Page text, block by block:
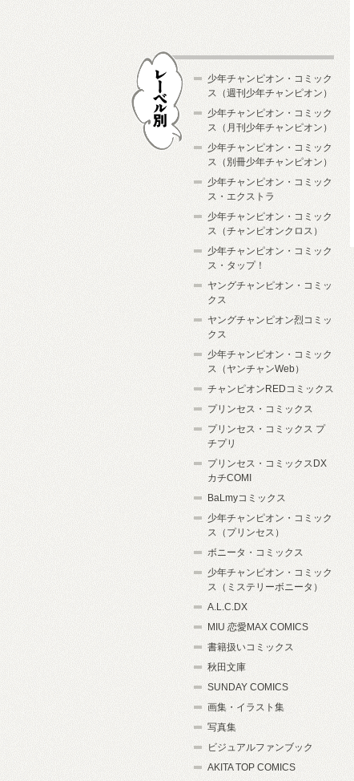
少年チャンピオン・コミック
ス（週刊少年チャンピオン）
少年チャンピオン・コミック
ス（月刊少年チャンピオン）
少年チャンピオン・コミック
ス（別冊少年チャンピオン）
少年チャンピオン・コミック
ス・エクストラ
少年チャンピオン・コミック
ス（チャンピオンクロス）
少年チャンピオン・コミック
ス・タップ！
ヤングチャンピオン・コミッ
クス
ヤングチャンピオン烈コミッ
クス
少年チャンピオン・コミック
ス（ヤンチャンWeb）
チャンピオンREDコミックス
プリンセス・コミックス
プリンセス・コミックス プ
チプリ
プリンセス・コミックスDX
カチCOMI
BaLmyコミックス
少年チャンピオン・コミック
ス（プリンセス）
ボニータ・コミックス
少年チャンピオン・コミック
ス（ミステリーボニータ）
A.L.C.DX
MIU 恋愛MAX COMICS
書籍扱いコミックス
秋田文庫
SUNDAY COMICS
画集・イラスト集
写真集
ビジュアルファンブック
AKITA TOP COMICS